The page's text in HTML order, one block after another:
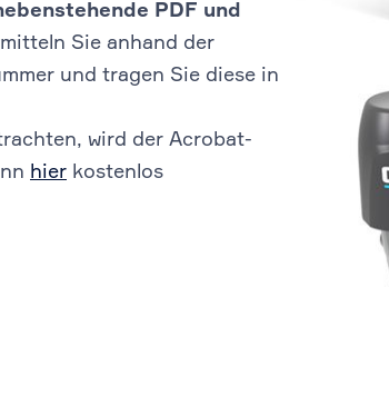
PDF und
Sie anhand der
und tragen Sie diese in
wird der Acrobat-
hier kostenlos